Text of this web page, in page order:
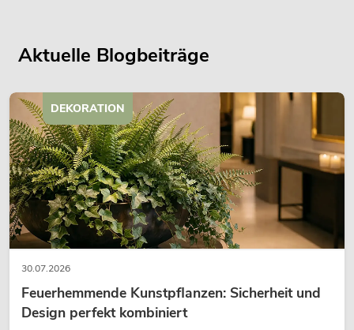
Aktuelle Blogbeiträge
30.07.2026
Feuerhemmende Kunstpflanzen: Sicherheit und
Design perfekt kombiniert
DEKORATION